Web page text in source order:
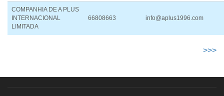
COMPANHIA DE A PLUS
INTERNACIONAL
LIMITADA
66808663 info@aplus1996.com
>>>